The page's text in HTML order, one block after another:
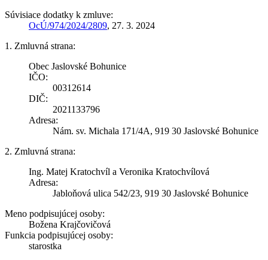
Súvisiace dodatky k zmluve:
OcÚ/974/2024/2809, 27. 3. 2024
1. Zmluvná strana:
Obec Jaslovské Bohunice
IČO:
00312614
DIČ:
2021133796
Adresa:
Nám. sv. Michala 171/4A, 919 30 Jaslovské Bohunice
2. Zmluvná strana:
Ing. Matej Kratochvíl a Veronika Kratochvílová
Adresa:
Jabloňová ulica 542/23, 919 30 Jaslovské Bohunice
Meno podpisujúcej osoby:
Božena Krajčovičová
Funkcia podpisujúcej osoby:
starostka